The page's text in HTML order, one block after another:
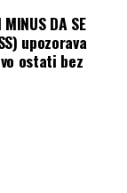
MINUS DA SE
upozorava
ostati bez